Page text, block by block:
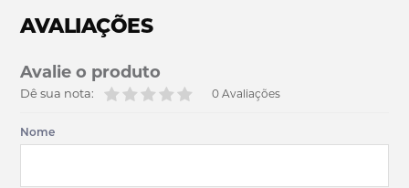
AVALIAÇÕES
Avalie o produto
0 Avaliações
Dê sua nota:
Nome